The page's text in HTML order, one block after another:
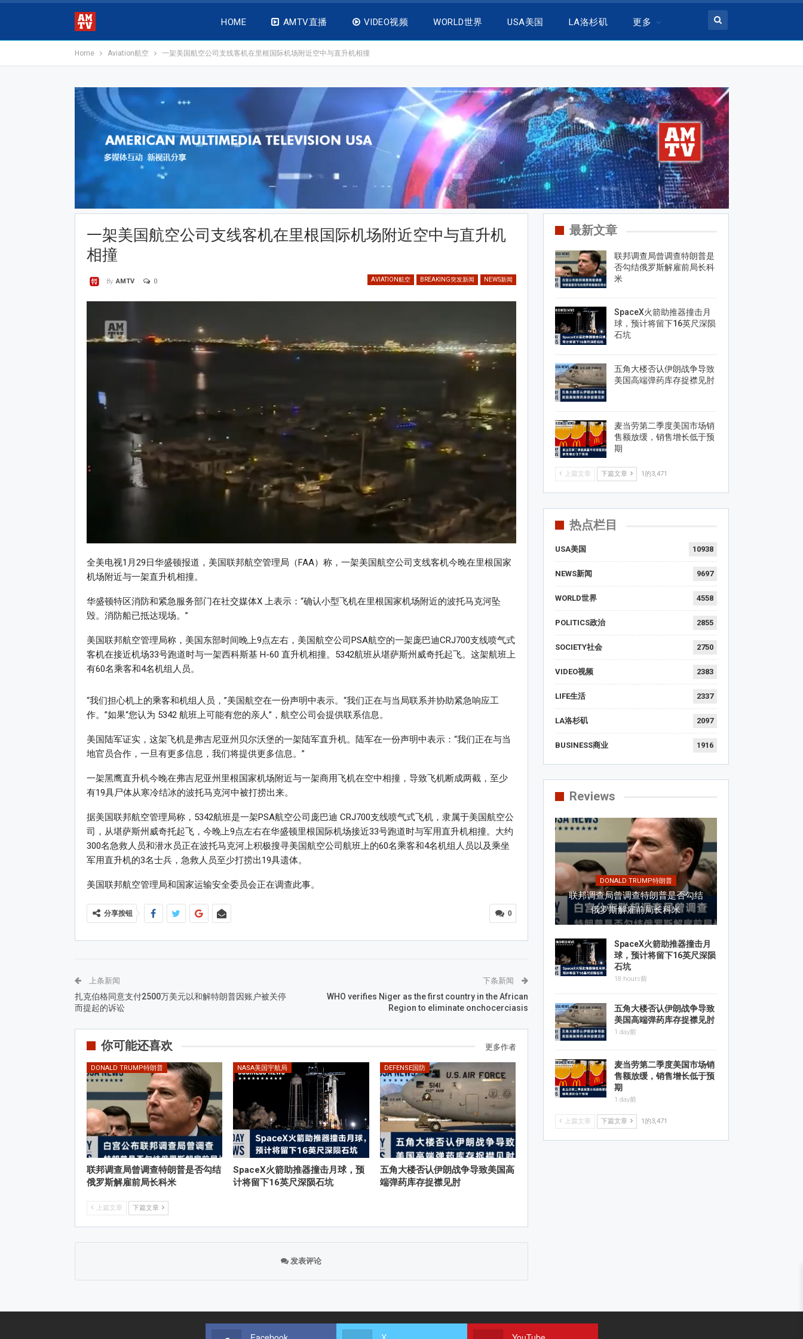
HOME AMTV直播 VIDEO视频 WORLD世界 USA美国 LA洛杉矶 更多
Home Aviation航空 一架美国航空公司支线客机在里根国际机场附近空中与直升机相撞
一架美国航空公司支线客机在里根国际机场附近空中与直升机
相撞
AVIATION航空 BREAKING突发新闻 NEWS新闻
By AMTV 0
全美电视1月29日华盛顿报道，美国联邦航空管理局（FAA）称，一架美国航空公司支线客机今晚在里根国家
机场附近与一架直升机相撞。
华盛顿特区消防和紧急服务部门在社交媒体X 上表示：“确认小型飞机在里根国家机场附近的波托马克河坠
毁。消防船已抵达现场。”
美国联邦航空管理局称，美国东部时间晚上9点左右，美国航空公司PSA航空的一架庞巴迪CRJ700支线喷气式
客机在接近机场33号跑道时与一架西科斯基 H-60 直升机相撞。5342航班从堪萨斯州威奇托起飞。这架航班上
有60名乘客和4名机组人员。
“我们担心机上的乘客和机组人员，”美国航空在一份声明中表示。“我们正在与当局联系并协助紧急响应工
作。”如果“您认为 5342 航班上可能有您的亲人”，航空公司会提供联系信息。
美国陆军证实，这架飞机是弗吉尼亚州贝尔沃堡的一架陆军直升机。陆军在一份声明中表示：“我们正在与当
地官员合作，一旦有更多信息，我们将提供更多信息。”
一架黑鹰直升机今晚在弗吉尼亚州里根国家机场附近与一架商用飞机在空中相撞，导致飞机断成两截，至少
有19具尸体从寒冷结冰的波托马克河中被打捞出来。
据美国联邦航空管理局称，5342航班是一架PSA航空公司庞巴迪 CRJ700支线喷气式飞机，隶属于美国航空公
司，从堪萨斯州威奇托起飞，今晚上9点左右在华盛顿里根国际机场接近33号跑道时与军用直升机相撞。大约
300名急救人员和潜水员正在波托马克河上积极搜寻美国航空公司航班上的60名乘客和4名机组人员以及乘坐
军用直升机的3名士兵，急救人员至少打捞出19具遗体。
美国联邦航空管理局和国家运输安全委员会正在调查此事。
0
分享按钮
上条新闻
扎克伯格同意支付2500万美元以和解特朗普因账户被关停
而提起的诉讼
下条新闻
WHO verifies Niger as the first country in the African
Region to eliminate onchocerciasis
你可能还喜欢 更多作者
DONALD TRUMP特朗普
联邦调查局曾调查特朗普是否勾结
俄罗斯解雇前局长科米
NASA美国宇航局
SpaceX火箭助推器撞击月球，预
计将留下16英尺深陨石坑
DEFENSE国防
五角大楼否认伊朗战争导致美国高
端弹药库存捉襟见肘
上篇文章 下篇文章
发表评论
最新文章
联邦调查局曾调查特朗普是
否勾结俄罗斯解雇前局长科
米
SpaceX火箭助推器撞击月
球，预计将留下16英尺深陨
石坑
五角大楼否认伊朗战争导致
美国高端弹药库存捉襟见肘
麦当劳第二季度美国市场销
售额放缓，销售增长低于预
期
上篇文章 下篇文章 1的3,471
热点栏目
USA美国 10938
NEWS新闻 9697
WORLD世界 4558
POLITICS政治 2855
SOCIETY社会 2750
VIDEO视频 2383
LIFE生活 2337
LA洛杉矶 2097
BUSINESS商业 1916
Reviews
DONALD TRUMP特朗普
联邦调查局曾调查特朗普是否勾结
俄罗斯解雇前局长科米
SpaceX火箭助推器撞击月
球，预计将留下16英尺深陨
石坑
18 hours前
五角大楼否认伊朗战争导致
美国高端弹药库存捉襟见肘
1 day前
麦当劳第二季度美国市场销
售额放缓，销售增长低于预
期
1 day前
上篇文章 下篇文章 1的3,471